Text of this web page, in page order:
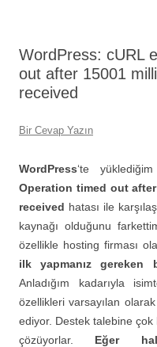
WordPress: cURL
out after 15001
received
Bir Cevap Yazın
WordPress‘te
Operation timed out
received hatası ile
kaynağı olduğunu
özellikle hosting firması
ilk yapmanız gereken
Anladığım kadarıyla
özellikleri varsayılan
ediyor. Destek talebine çok
çözüyorlar. Eğer